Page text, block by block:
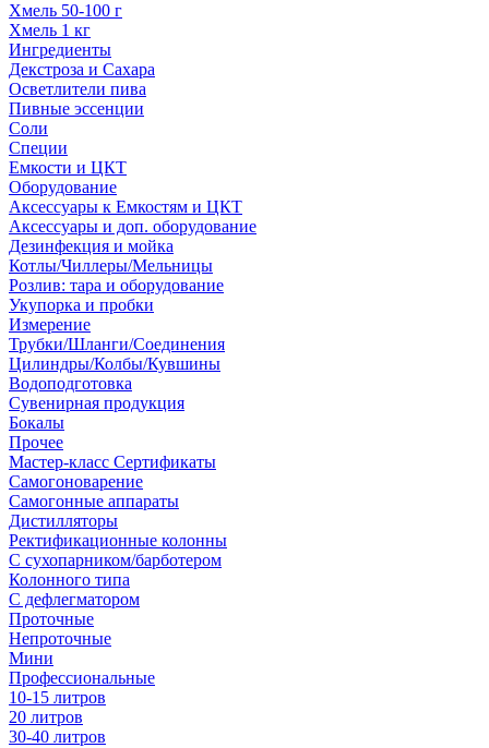
Хмель 50-100 г
Хмель 1 кг
Ингредиенты
Декстроза и Сахара
Осветлители пива
Пивные эссенции
Соли
Специи
Емкости и ЦКТ
Оборудование
Аксессуары к Емкостям и ЦКТ
Аксессуары и доп. оборудование
Дезинфекция и мойка
Котлы/Чиллеры/Мельницы
Розлив: тара и оборудование
Укупорка и пробки
Измерение
Трубки/Шланги/Соединения
Цилиндры/Колбы/Кувшины
Водоподготовка
Сувенирная продукция
Бокалы
Прочее
Мастер-класс Сертификаты
Самогоноварение
Самогонные аппараты
Дистилляторы
Ректификационные колонны
С сухопарником/барботером
Колонного типа
С дефлегматором
Проточные
Непроточные
Мини
Профессиональные
10-15 литров
20 литров
30-40 литров